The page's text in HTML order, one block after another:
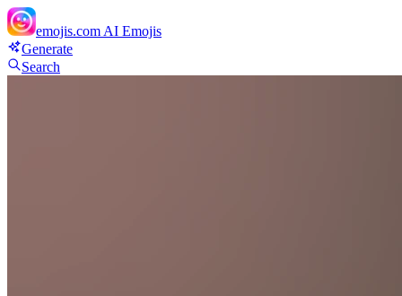
emojis.com AI Emojis
Generate
Search